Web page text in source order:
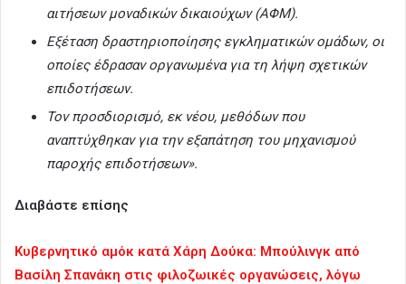
αιτήσεων μοναδικών δικαιούχων (ΑΦΜ).
Εξέταση δραστηριοποίησης εγκληματικών ομάδων, οι
οποίες έδρασαν οργανωμένα για τη λήψη σχετικών
επιδοτήσεων.
Τον προσδιορισμό, εκ νέου, μεθόδων που
αναπτύχθηκαν για την εξαπάτηση του μηχανισμού
παροχής επιδοτήσεων».
Διαβάστε επίσης
Κυβερνητικό αμόκ κατά Χάρη Δούκα: Μπούλινγκ από
Βασίλη Σπανάκη στις φιλοζωικές οργανώσεις, λόγω